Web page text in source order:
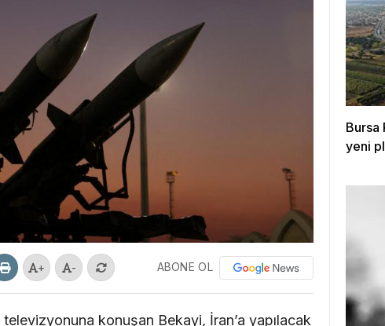
+ - ABONE OL
konuşan Bekayi, İran’a yapılacak
Bursa
yeni